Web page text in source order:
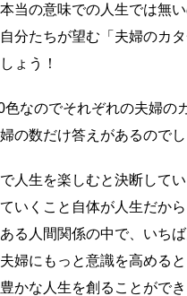
当の意味での人生では無
分たちが望む「夫婦のカ
ょう！
色なのでそれぞれの夫婦の
の数だけ答えがあるのでし
人生を楽しむと決断して
いくこと自体が人生だか
る人間関係の中で、いち
婦にもっと意識を高める
かな人生を創ることができ